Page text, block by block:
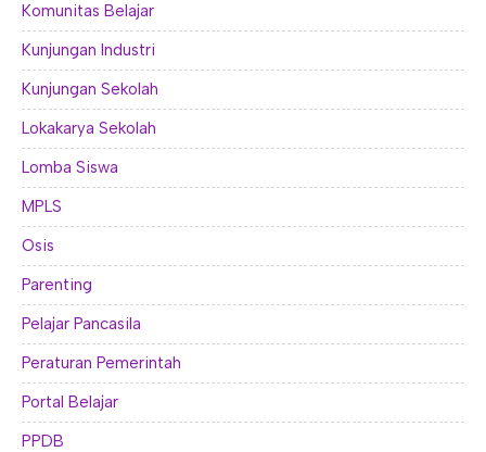
Komunitas Belajar
Kunjungan Industri
Kunjungan Sekolah
Lokakarya Sekolah
Lomba Siswa
MPLS
Osis
Parenting
Pelajar Pancasila
Peraturan Pemerintah
Portal Belajar
PPDB